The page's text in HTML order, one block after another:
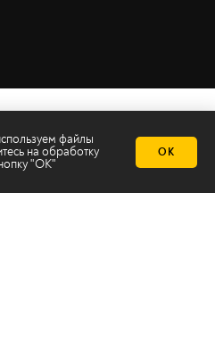
файлы
на обработку
"ОК"
ОК